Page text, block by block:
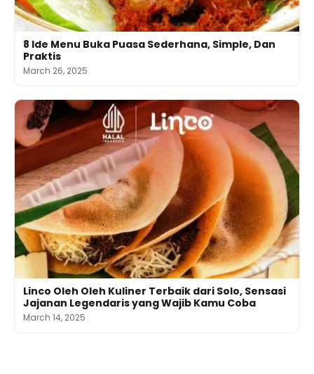
8 Ide Menu Buka Puasa Sederhana, Simple, Dan
Praktis
March 26, 2025
Linco Oleh Oleh Kuliner Terbaik dari Solo, Sensasi
Jajanan Legendaris yang Wajib Kamu Coba
March 14, 2025